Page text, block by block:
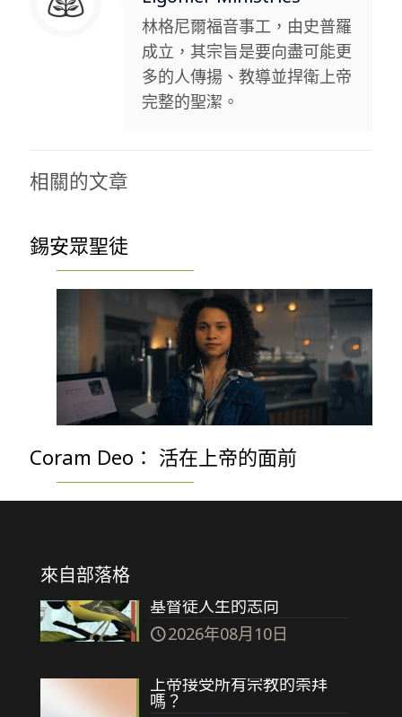
林格尼爾福音事工，由史普羅
成立，其宗旨是要向盡可能更
多的人傳揚、教導並捍衛上帝
完整的聖潔。
相關的文章
錫安眾聖徒
Coram Deo： 活在上帝的面前
來自部落格
基督徒人生的志向
2026年08月10日
上帝接受所有宗教的崇拜
嗎？